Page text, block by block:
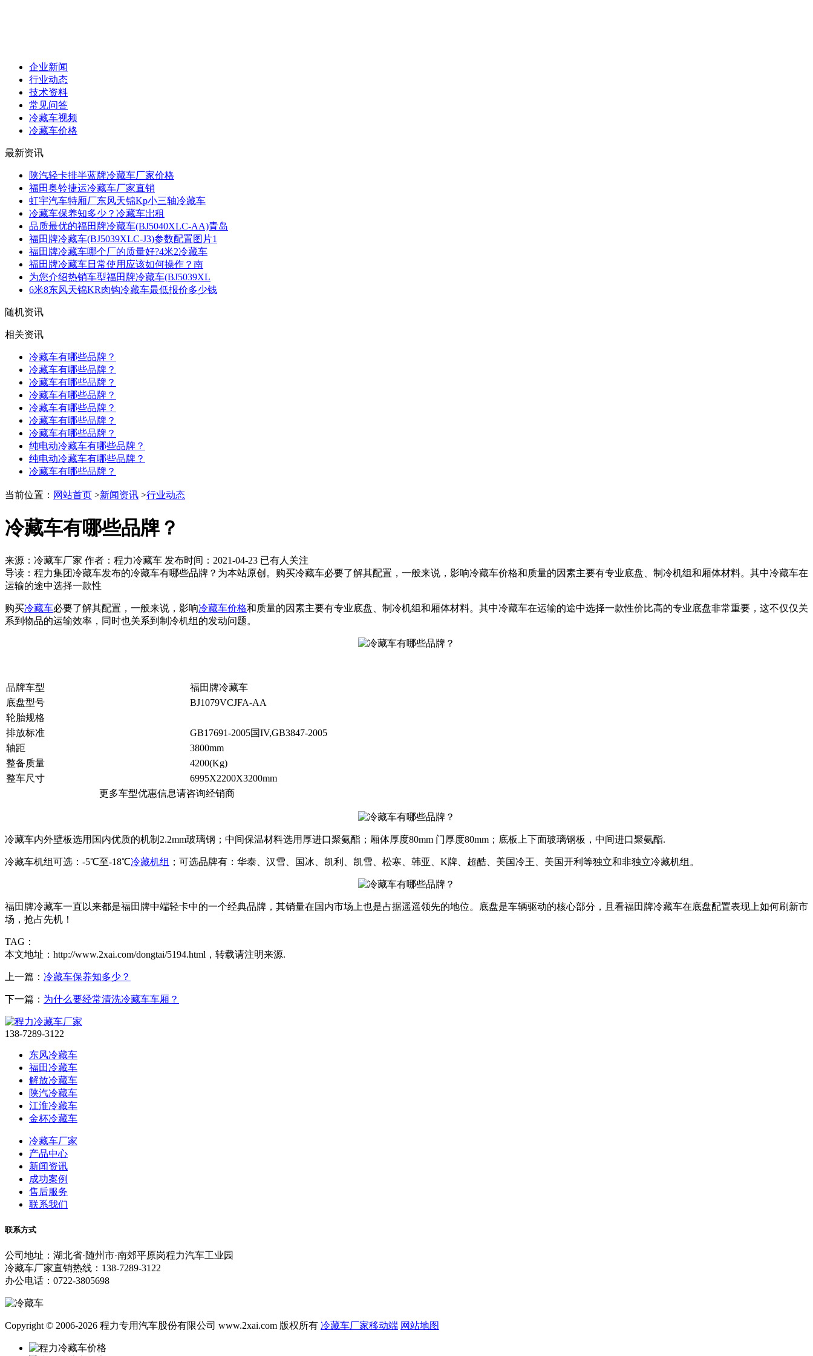
企业新闻
行业动态
技术资料
常见问答
冷藏车视频
冷藏车价格
最新资讯
陕汽轻卡排半蓝牌冷藏车厂家价格
福田奥铃捷运冷藏车厂家直销
虹宇汽车特厢厂东风天锦Kp小三轴冷藏车
冷藏车保养知多少？冷藏车岀租
品质最优的福田牌冷藏车(BJ5040XLC-AA)青岛
福田牌冷藏车(BJ5039XLC-J3)参数配置图片1
福田牌冷藏车哪个厂的质量好?4米2冷藏车
福田牌冷藏车日常使用应该如何操作？南
为您介绍热销车型福田牌冷藏车(BJ5039XL
6米8东风天锦KR肉钩冷藏车最低报价多少钱
随机资讯
相关资讯
冷藏车有哪些品牌？
冷藏车有哪些品牌？
冷藏车有哪些品牌？
冷藏车有哪些品牌？
冷藏车有哪些品牌？
冷藏车有哪些品牌？
冷藏车有哪些品牌？
纯电动冷藏车有哪些品牌？
纯电动冷藏车有哪些品牌？
冷藏车有哪些品牌？
当前位置： 网站首页 >新闻资讯 >行业动态
冷藏车有哪些品牌？
来源：冷藏车厂家 作者：程力冷藏车 发布时间： 2021-04-23 已有人关注
导读： 程力集团冷藏车发布的冷藏车有哪些品牌？为本站原创。购买冷藏车必要了解其配置，一般来说，影响冷藏车价格和质量的因素主要有专业底盘、制冷机组和厢体材料。其中冷藏车在
运输的途中选择一款性
购买冷藏车必要了解其配置，一般来说，影响冷藏车价格和质量的因素主要有专业底盘、制冷机组和厢体材料。其中冷藏车在运输的途中选择一款性价比高的专业底盘非常重要，这不仅仅关
系到物品的运输效率，同时也关系到制冷机组的发动问题。
品牌车型
福田牌冷藏车
底盘型号
BJ1079VCJFA-AA
轮胎规格
排放标准
GB17691-2005国IV,GB3847-2005
轴距
3800mm
整备质量
4200(Kg)
整车尺寸
6995X2200X3200mm
更多车型优惠信息请咨询经销商
冷藏车内外壁板选用国内优质的机制2.2mm玻璃钢；中间保温材料选用厚进口聚氨酯；厢体厚度80mm 门厚度80mm；底板上下面玻璃钢板，中间进口聚氨酯.
冷藏车机组可选：-5℃至-18℃冷藏机组 ；可选品牌有：华泰、汉雪、国冰、凯利、凯雪、松寒、韩亚、K牌、超酷、美国冷王、美国开利等独立和非独立冷藏机组。
福田牌冷藏车一直以来都是福田牌中端轻卡中的一个经典品牌，其销量在国内市场上也是占据遥遥领先的地位。底盘是车辆驱动的核心部分，且看福田牌冷藏车在底盘配置表现上如何刷新市
场，抢占先机！
TAG：
本文地址：http://www.2xai.com/dongtai/5194.html，转载请注明来源.
上一篇： 冷藏车保养知多少？
下一篇： 为什么要经常清洗冷藏车车厢？
138-7289-3122
东风冷藏车
福田冷藏车
解放冷藏车
陕汽冷藏车
江淮冷藏车
金杯冷藏车
冷藏车厂家
产品中心
新闻资讯
成功案例
售后服务
联系我们
联系方式
公司地址：湖北省·随州市·南郊平原岗程力汽车工业园
冷藏车厂家直销热线：138-7289-3122
办公电话：0722-3805698
Copyright © 2006-2026 程力专用汽车股份有限公司 www.2xai.com 版权所有 冷藏车厂家移动端 网站地图